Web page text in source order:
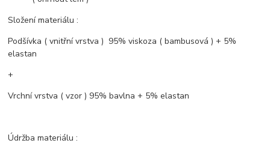
Složení materiálu :
Podšívka ( vnitřní vrstva ) 95% viskoza ( bambusová ) + 5%
elastan
+
Vrchní vrstva ( vzor ) 95% bavlna + 5% elastan
Údržba materiálu :